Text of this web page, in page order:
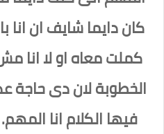
كان دايما شايف ان انا
كملت معاه او لا انا
الخطوبة لان دى
فيها الكلام انا